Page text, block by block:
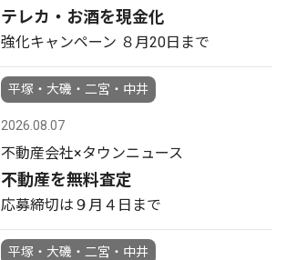
テレカ・お酒を現金化
強化キャンペーン ８月20日まで
平塚・大磯・二宮・中井
2026.08.07
不動産会社×タウンニュース
不動産を無料査定
応募締切は９月４日まで
平塚・大磯・二宮・中井